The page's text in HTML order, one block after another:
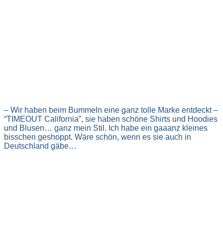
– Wir haben beim Bummeln eine ganz tolle Marke entdeckt –
“TIMEOUT California”, sie haben schöne Shirts und Hoodies
und Blusen… ganz mein Stil. Ich habe ein gaaanz kleines
bisschen geshoppt. Wäre schön, wenn es sie auch in
Deutschland gäbe…